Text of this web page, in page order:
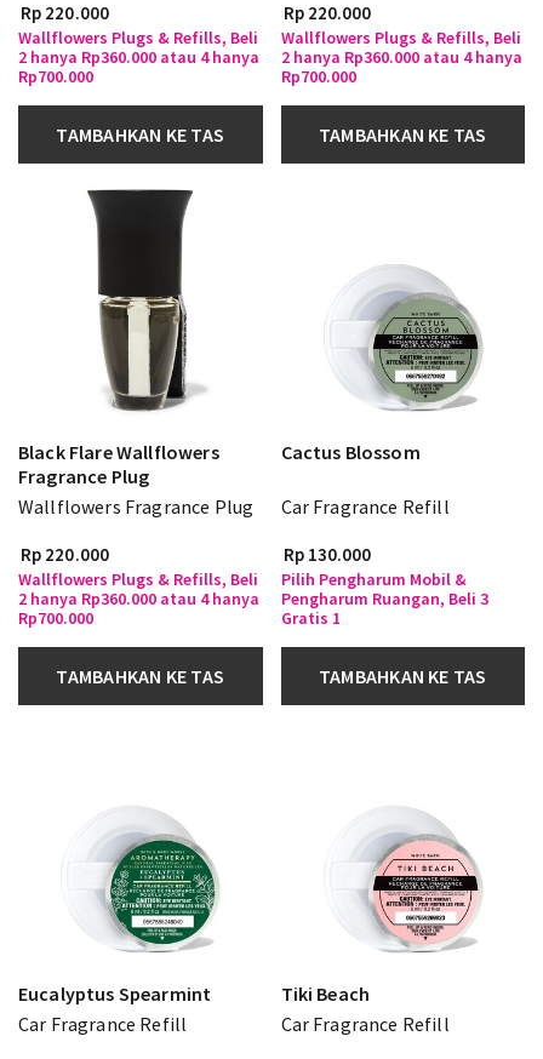
Rp 220.000
Wallflowers Plugs & Refills, Beli
2 hanya Rp360.000 atau 4 hanya
Rp700.000
TAMBAHKAN KE TAS
Rp 220.000
Wallflowers Plugs & Refills, Beli
2 hanya Rp360.000 atau 4 hanya
Rp700.000
TAMBAHKAN KE TAS
Black Flare Wallflowers
Fragrance Plug
Wallflowers Fragrance Plug
Rp 220.000
Wallflowers Plugs & Refills, Beli
2 hanya Rp360.000 atau 4 hanya
Rp700.000
TAMBAHKAN KE TAS
Cactus Blossom
Car Fragrance Refill
Rp 130.000
Pilih Pengharum Mobil &
Pengharum Ruangan, Beli 3
Gratis 1
TAMBAHKAN KE TAS
Eucalyptus Spearmint
Car Fragrance Refill
Tiki Beach
Car Fragrance Refill